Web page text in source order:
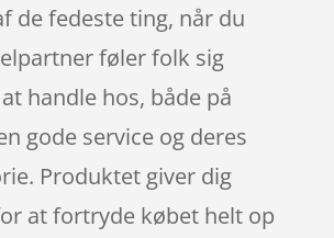
de fedeste ting, når du
føler folk sig
handle hos, både på
gode service og deres
Produktet giver dig
at fortryde købet helt op